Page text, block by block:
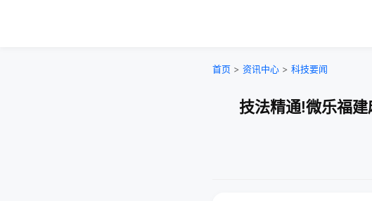
首页 > 资讯中心 > 科技要闻
技法精通!微乐福